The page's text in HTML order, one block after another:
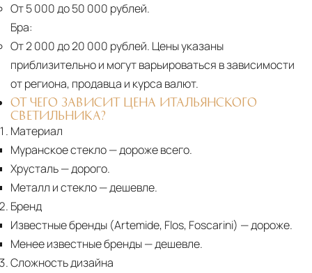
От 5 000 до 50 000 рублей.
Бра:
От 2 000 до 20 000 рублей. Цены указаны
приблизительно и могут варьироваться в зависимости
от региона, продавца и курса валют.
ОТ ЧЕГО ЗАВИСИТ ЦЕНА ИТАЛЬЯНСКОГО
СВЕТИЛЬНИКА?
Материал
Муранское стекло— дороже всего.
Хрусталь— дорого.
Металл и стекло— дешевле.
Бренд
Известные бренды (Artemide, Flos, Foscarini) — дороже.
Менее известные бренды— дешевле.
Сложность дизайна